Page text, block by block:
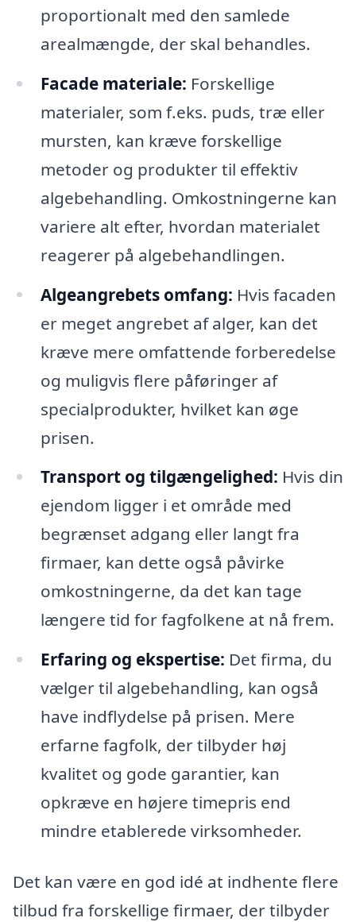
proportionalt med den samlede
arealmængde, der skal behandles.
Facade materiale: Forskellige
materialer, som f.eks. puds, træ eller
mursten, kan kræve forskellige
metoder og produkter til effektiv
algebehandling. Omkostningerne kan
variere alt efter, hvordan materialet
reagerer på algebehandlingen.
Algeangrebets omfang: Hvis facaden
er meget angrebet af alger, kan det
kræve mere omfattende forberedelse
og muligvis flere påføringer af
specialprodukter, hvilket kan øge
prisen.
Transport og tilgængelighed: Hvis din
ejendom ligger i et område med
begrænset adgang eller langt fra
firmaer, kan dette også påvirke
omkostningerne, da det kan tage
længere tid for fagfolkene at nå frem.
Erfaring og ekspertise: Det firma, du
vælger til algebehandling, kan også
have indflydelse på prisen. Mere
erfarne fagfolk, der tilbyder høj
kvalitet og gode garantier, kan
opkræve en højere timepris end
mindre etablerede virksomheder.
Det kan være en god idé at indhente flere
tilbud fra forskellige firmaer, der tilbyder